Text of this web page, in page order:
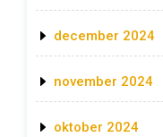
december 2024
november 2024
oktober 2024